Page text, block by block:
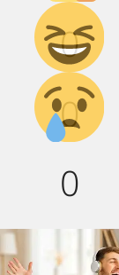
0
Дикий
смех!
0
Грусть :(
0